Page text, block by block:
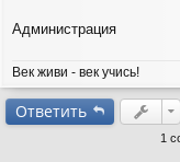
Администрация
Век живи - век учись!
Ответить
1